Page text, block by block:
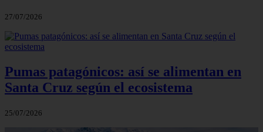
27/07/2026
Pumas patagónicos: así se alimentan en
Santa Cruz según el ecosistema
25/07/2026